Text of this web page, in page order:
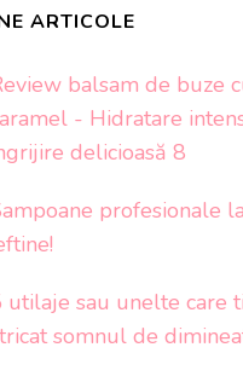
ARTICOLE
balsam de buze
- Hidratare
delicioasă 8
profesionale
utilaje sau unelte care
somnul de